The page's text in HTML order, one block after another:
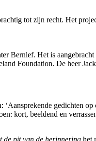
tot zijn recht. Het
Bernlef. Het is
Foundation. De heer
gedichten
kort, beeldend en